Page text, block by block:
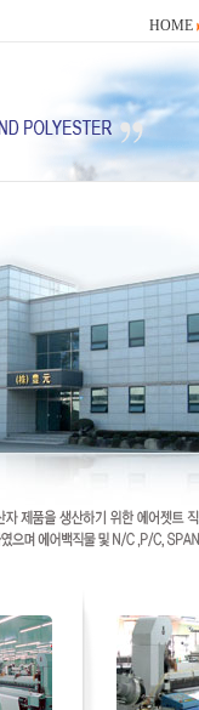
HOME